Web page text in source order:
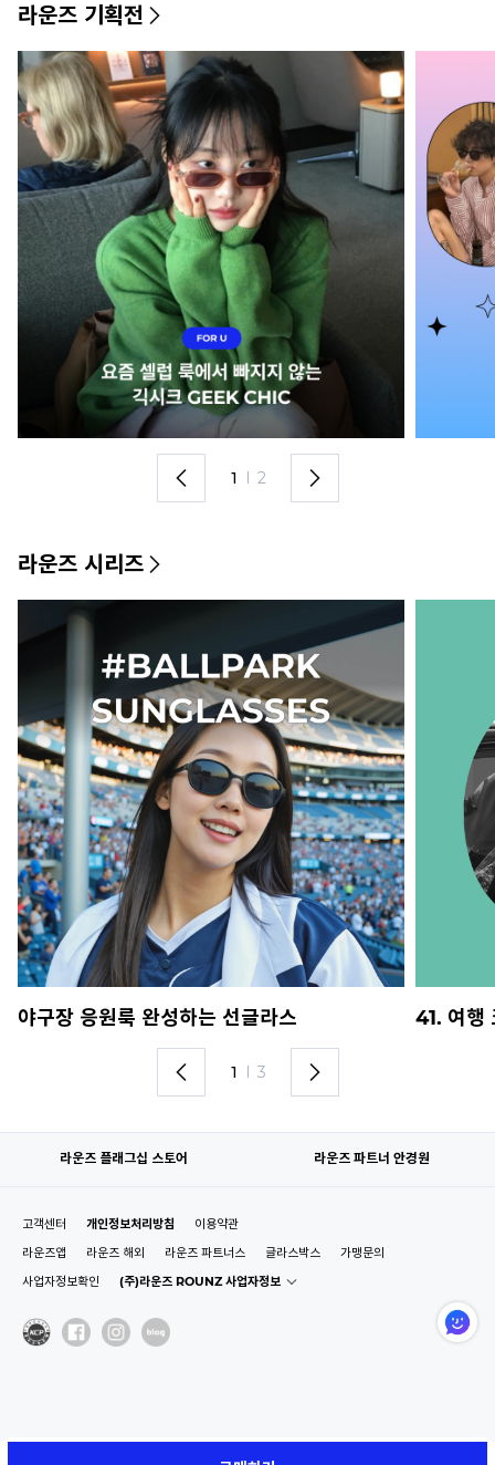
라운즈 기획전
1 I 2
라운즈 시리즈
야구장 응원룩 완성하는 선글라스 41. 여행
1 I 3
라운즈 플래그십 스토어 라운즈 파트너 안경원
고객센터 개인정보처리방침
이용약관
라운즈앱
라운즈 해외 라운즈 파트너스 글라스박스
가맹문의
사업자정보확인
(주)라운즈 ROUNZ 사업자정보